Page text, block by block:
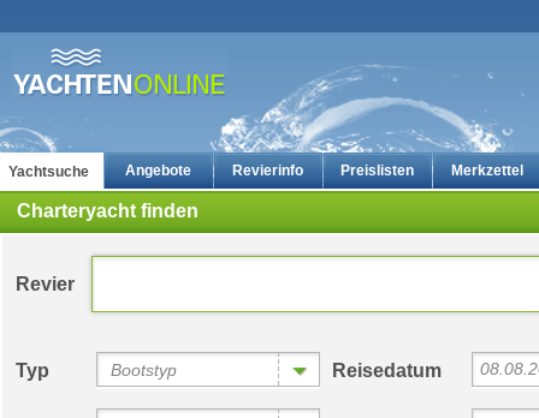
Yachtsuche Angebote Revierinfo Preislisten Merkzettel
Die günstigsten Charteryachten auf yachten-online
Charteryacht finden
Revier
Typ Bootstyp Reisedatum